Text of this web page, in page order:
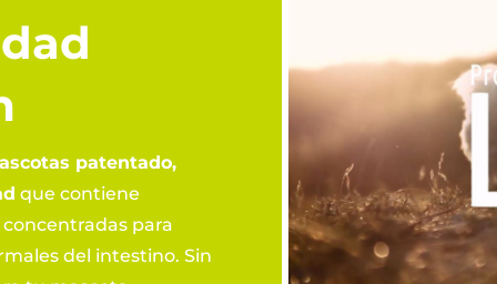
patentado,
que contiene
para
del intestino. Sin